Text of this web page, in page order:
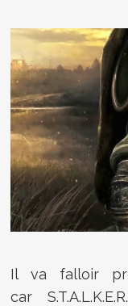
Il va falloir
car